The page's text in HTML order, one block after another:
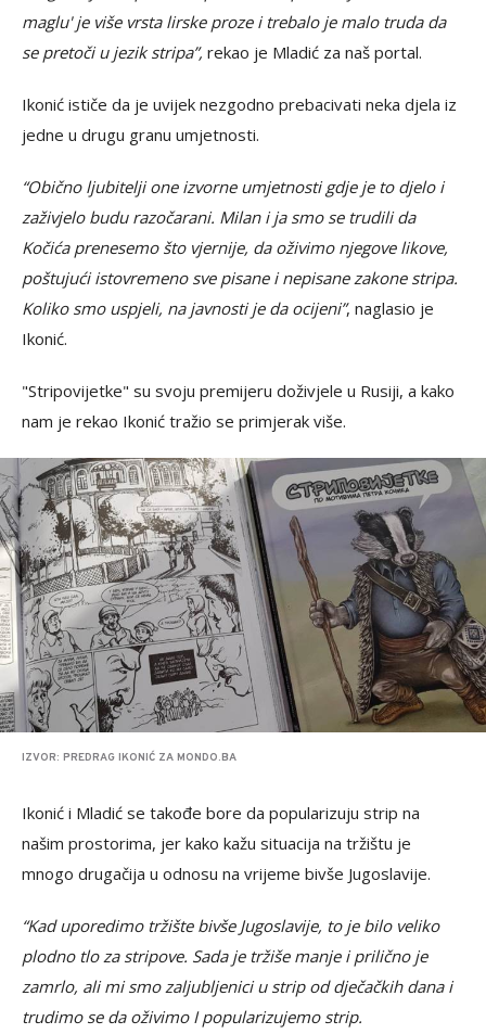
maglu' je više vrsta lirske proze i trebalo je malo truda da
se pretoči u jezik stripa”, rekao je Mladić za naš portal.
Ikonić ističe da je uvijek nezgodno prebacivati neka djela iz
jedne u drugu granu umjetnosti.
“Obično ljubitelji one izvorne umjetnosti gdje je to djelo i
zaživjelo budu razočarani. Milan i ja smo se trudili da
Kočića prenesemo što vjernije, da oživimo njegove likove,
poštujući istovremeno sve pisane i nepisane zakone stripa.
Koliko smo uspjeli, na javnosti je da ocijeni”, naglasio je
Ikonić.
"Stripovijetke" su svoju premijeru doživjele u Rusiji, a kako
nam je rekao Ikonić tražio se primjerak više.
IZVOR: PREDRAG IKONIĆ ZA MONDO.BA
Ikonić i Mladić se takođe bore da popularizuju strip na
našim prostorima, jer kako kažu situacija na tržištu je
mnogo drugačija u odnosu na vrijeme bivše Jugoslavije.
“Kad uporedimo tržište bivše Jugoslavije, to je bilo veliko
plodno tlo za stripove. Sada je tržiše manje i prilično je
zamrlo, ali mi smo zaljubljenici u strip od dječačkih dana i
trudimo se da oživimo I popularizujemo strip.